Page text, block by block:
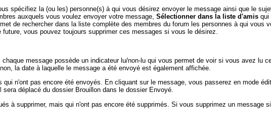
spécifiez la (ou les) personne(s) à qui vous désirez envoyer le message ainsi que le
auxquels vous voulez envoyer votre message, Sélectionner dans la liste d'amis qui
de rechercher dans la liste complète des membres du forum les personnes à qui vous
future, vous pouvez toujours supprimer ces messages si vous le désirez.
message possède un indicateur lu/non-lu qui vous permet de voir si vous avez lu
la date à laquelle le message a été envoyé est également affichée.
n'ont pas encore été envoyés. En cliquant sur le message, vous passerez en mode
déplacé du dossier Brouillon dans le dossier Envoyé.
à supprimer, mais qui n'ont pas encore été supprimés. Si vous supprimez un message